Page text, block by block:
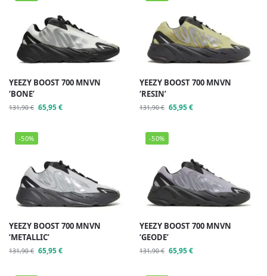
YEEZY BOOST 700 MNVN
‘BONE’
131,90€ 65,95€
YEEZY BOOST 700 MNVN
‘RESIN’
131,90€ 65,95€
-50%
YEEZY BOOST 700 MNVN
‘METALLIC’
131,90€ 65,95€
-50%
YEEZY BOOST 700 MNVN
‘GEODE’
131,90€ 65,95€